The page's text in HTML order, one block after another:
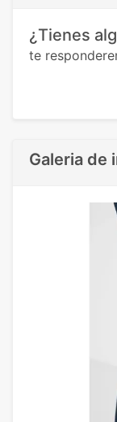
¿Tienes
te
Galeria de